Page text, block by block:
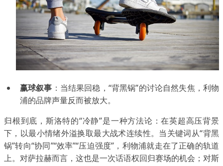
赢球叙事 ：当结果回稳，“背黑锅”的讨论自然失焦，利物
浦的品牌声量反而被放大。
归根到底，斯洛特的“冷静”是一种方法论：在英超高压背景
下，以最小情绪外溢换取最大战术连续性。当关键词从“背黑
锅”转向“协同”“效率”“压迫强度”，利物浦就走在了正确的轨道
上。对萨拉赫而言，这也是一次话语权回归赛场的机会；对斯